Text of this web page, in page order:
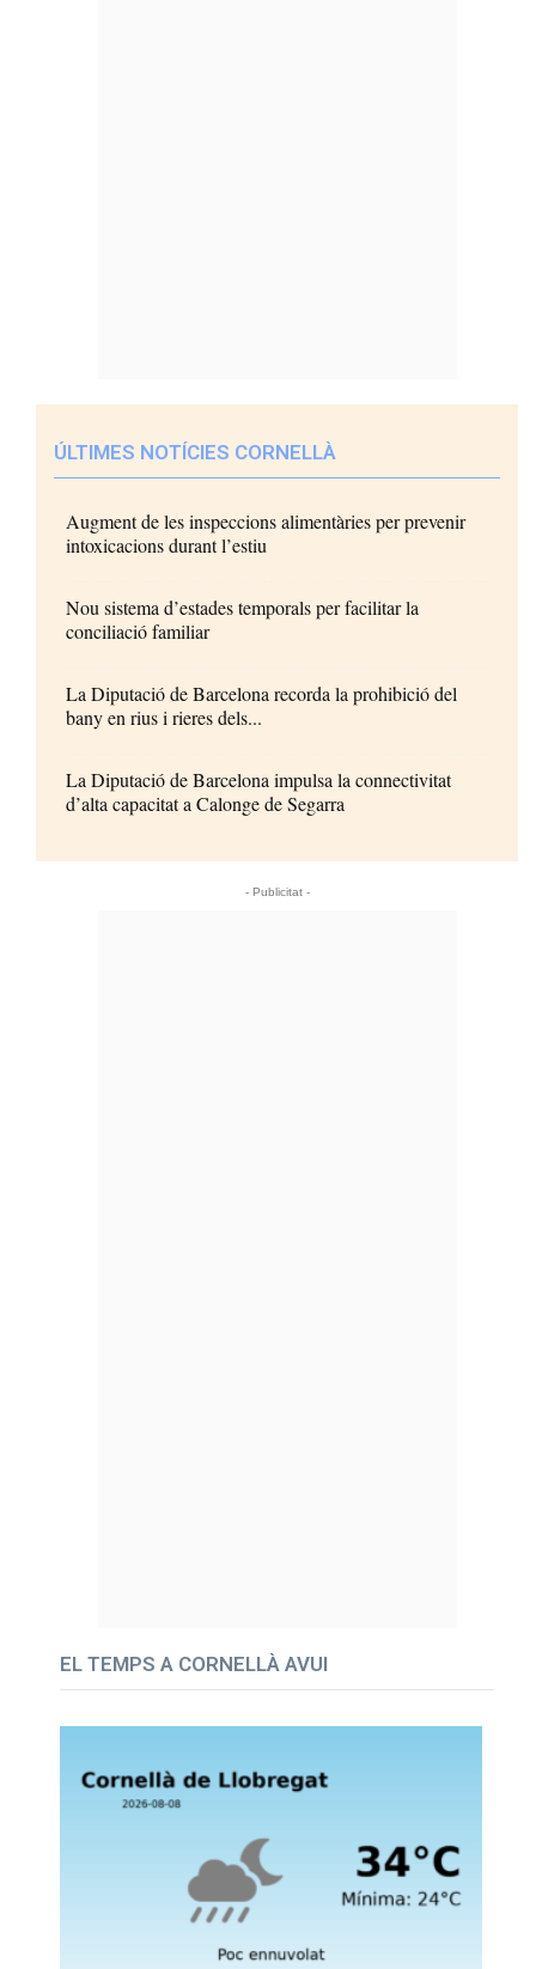
ÚLTIMES NOTÍCIES CORNELLÀ
Augment de les inspeccions alimentàries per prevenir
intoxicacions durant l’estiu
Nou sistema d’estades temporals per facilitar la
conciliació familiar
La Diputació de Barcelona recorda la prohibició del
bany en rius i rieres dels...
La Diputació de Barcelona impulsa la connectivitat
d’alta capacitat a Calonge de Segarra
- Publicitat -
EL TEMPS A CORNELLÀ AVUI